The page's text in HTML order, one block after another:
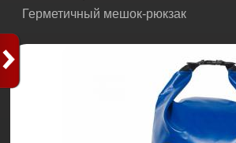
Герметичный мешок-рюкзак